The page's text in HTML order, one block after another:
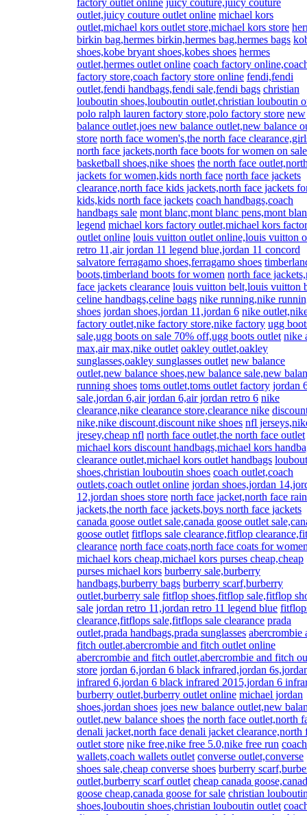
factory outlet online juicy couture,juicy couture
outlet,juicy couture outlet online michael kors
outlet,michael kors outlet store,michael kors store
birkin bag,hermes birkin,hermes bag,hermes bags
shoes,kobe bryant shoes,kobes shoes hermes
outlet,hermes outlet online coach factory
factory store,coach factory store online fendi,fendi
outlet,fendi handbags,fendi sale,fendi bags christian
louboutin shoes,louboutin outlet,christian louboutin
polo ralph lauren factory store,polo factory store new
balance outlet,joes new balance outlet,new balance
store north face women's,the north face
north face jackets,north face boots for women on sale
basketball shoes,nike shoes the north face
jackets for women,kids north face north face jackets
clearance,north face kids jackets,north face jackets
kids,kids north face jackets coach handbags,coach
handbags sale mont blanc,mont blanc pens,mont
legend michael kors factory outlet,michael kors
outlet online louis vuitton outlet online,louis vuitton
retro 11,air jordan 11 legend blue,jordan 11 concord
salvatore ferragamo shoes,ferragamo shoes
boots,timberland boots for women north face
face jackets clearance louis vuitton belt,louis vuitton
celine handbags,celine bags nike running,nike
shoes jordan shoes,jordan 11,jordan 6 nike
factory outlet,nike factory store,nike factory ugg
sale,ugg boots on sale 70% off,ugg boots outlet nike
max,air max,nike outlet oakley outlet,oakley
sunglasses,oakley sunglasses outlet new balance
outlet,new balance shoes,new balance sale,new
running shoes toms outlet,toms outlet factory jordan
sale,jordan 6,air jordan 6,air jordan retro 6 nike
clearance,nike clearance store,clearance nike
nike,nike discount,discount nike shoes nfl
jresey,cheap nfl north face outlet,the north face outlet
michael kors discount handbags,michael kors
clearance outlet,michael kors outlet handbags
shoes,christian louboutin shoes coach outlet,coach
outlets,coach outlet online jordan shoes,jordan
12,jordan shoes store north face jacket,north face rain
jackets,the north face jackets,boys north face jackets
canada goose outlet sale,canada goose outlet
goose outlet fitflops sale clearance,fitflop
clearance north face coats,north face coats for
michael kors cheap,michael kors purses cheap,cheap
purses michael kors burberry sale,burberry
handbags,burberry bags burberry scarf,burberry
outlet,burberry sale fitflop shoes,fitflop sale,fitflop
sale jordan retro 11,jordan retro 11 legend blue
clearance,fitflops sale,fitflops sale clearance prada
outlet,prada handbags,prada sunglasses abercrombie
fitch outlet,abercrombie and fitch outlet online
abercrombie and fitch outlet,abercrombie and fitch
store jordan 6,jordan 6 black infrared,jordan
infrared 6,jordan 6 black infrared 2015,jordan 6
burberry outlet,burberry outlet online michael jordan
shoes,jordan shoes joes new balance outlet,new
outlet,new balance shoes the north face outlet,north
denali jacket,north face denali jacket clearance,north
outlet store nike free,nike free 5.0,nike free run coach
wallets,coach wallets outlet converse outlet,converse
shoes sale,cheap converse shoes burberry
outlet,burberry scarf outlet cheap canada
goose cheap,canada goose for sale christian
shoes,louboutin shoes,christian louboutin outlet